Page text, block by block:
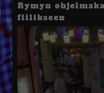
Rymyn
fiilikseen